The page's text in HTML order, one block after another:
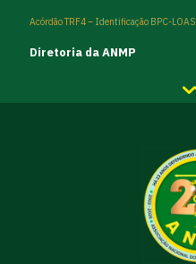
Acórdão TRF4 – Identificação BPC-LOAS
Diretoria da ANMP